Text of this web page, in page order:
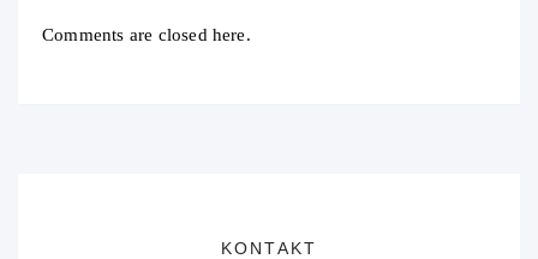
Comments are closed here.
KONTAKT